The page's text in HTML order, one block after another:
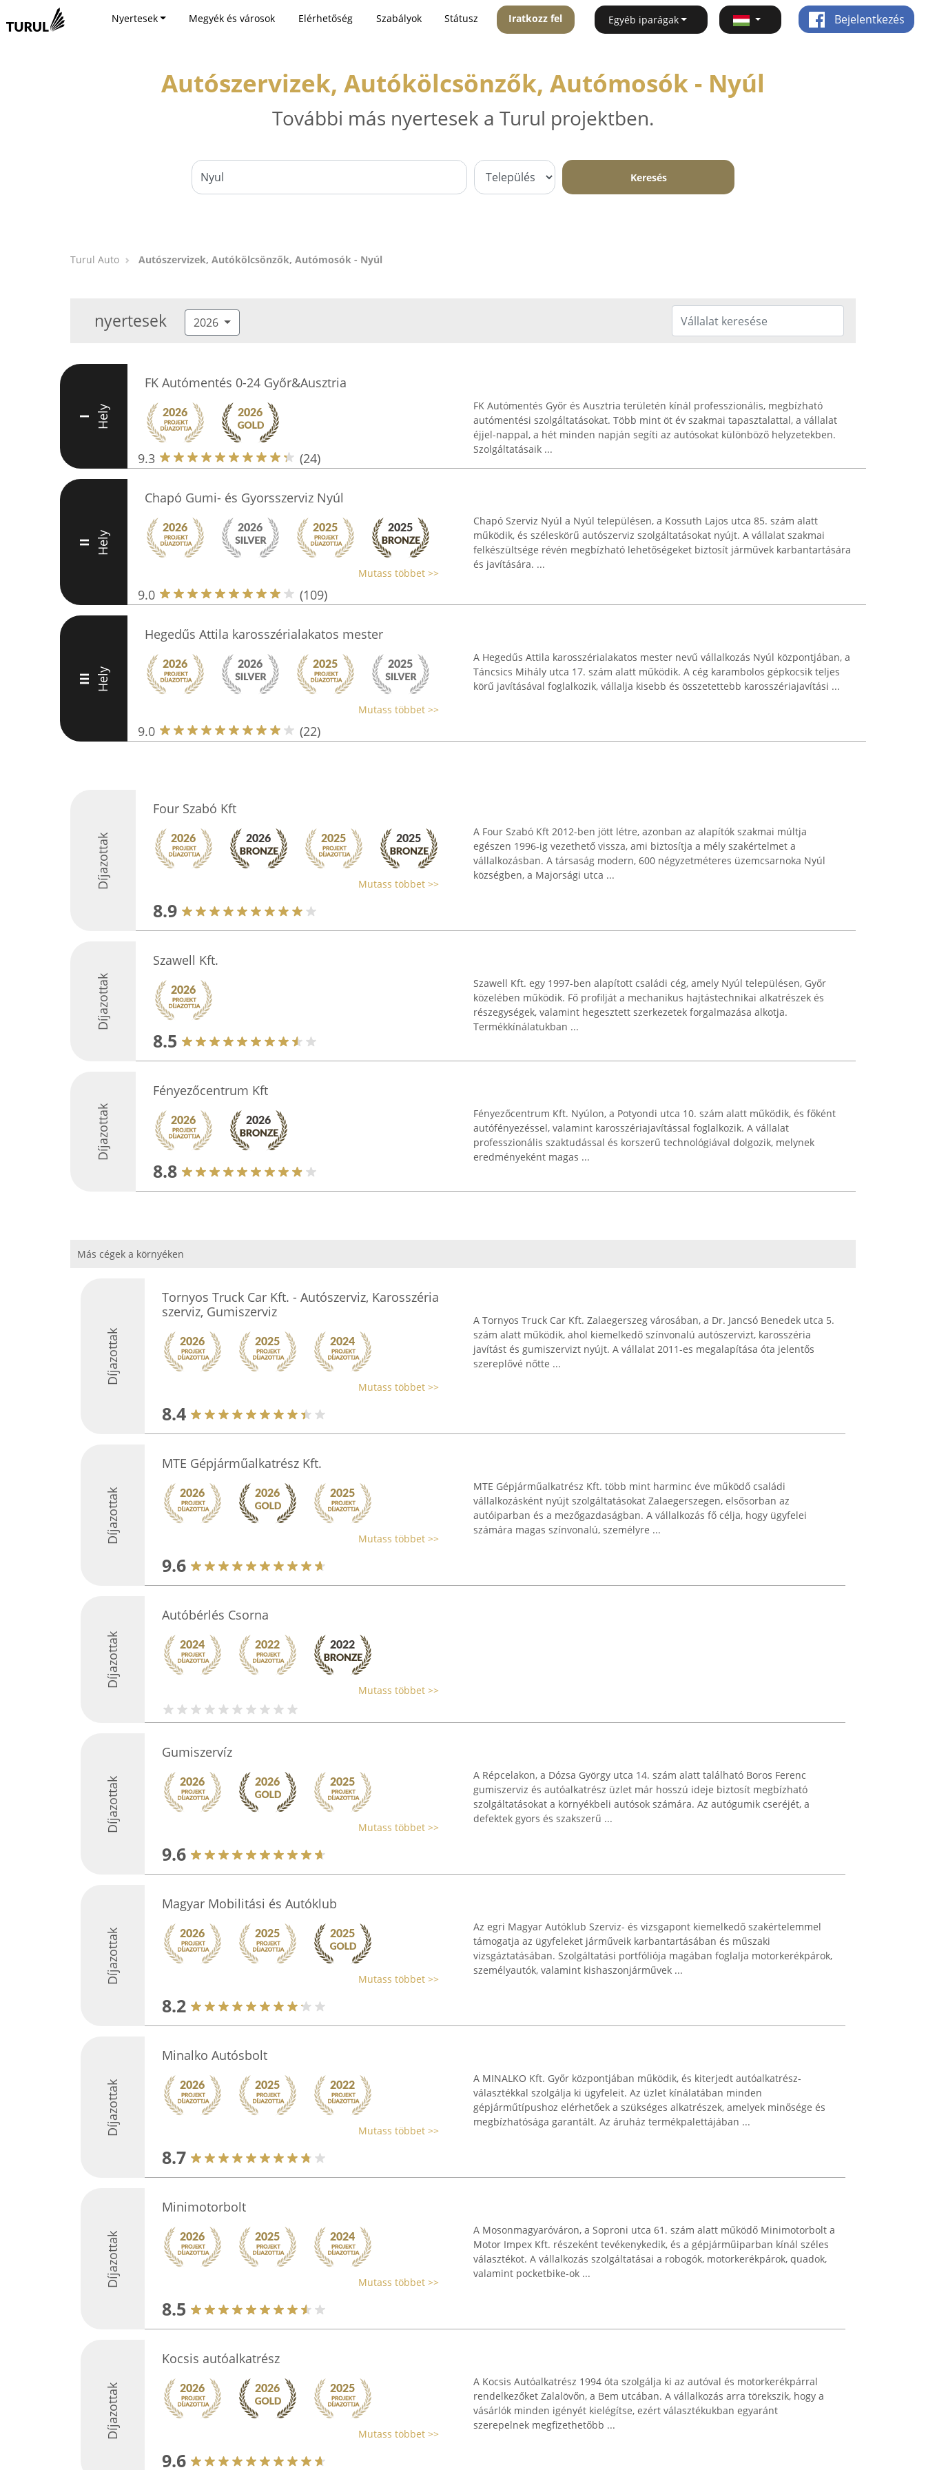
Nyertesek Megyék és városok Elérhetőség Szabályok Státusz Iratkozz fel Egyéb iparágak Bejelentkezés
Autószervizek, Autókölcsönzők, Autómosók - Nyúl
További más nyertesek a Turul projektben.
Keresés
Turul Auto Autószervizek, Autókölcsönzők, Autómosók - Nyúl
nyertesek 2026
I Hely
FK Autómentés 0-24 Győr&Ausztria
9.3 (24)
FK Autómentés Győr és Ausztria területén kínál professzionális, megbízható
autómentési szolgáltatásokat. Több mint öt év szakmai tapasztalattal, a vállalat
éjjel-nappal, a hét minden napján segíti az autósokat különböző helyzetekben.
Szolgáltatásaik ...
II Hely
Chapó Gumi- és Gyorsszerviz Nyúl
Mutass többet >>
9.0 (109)
Chapó Szerviz Nyúl a Nyúl településen, a Kossuth Lajos utca 85. szám alatt
működik, és széleskörű autószerviz szolgáltatásokat nyújt. A vállalat szakmai
felkészültsége révén megbízható lehetőségeket biztosít járművek karbantartására
és javítására. ...
III Hely
Hegedűs Attila karosszérialakatos mester
Mutass többet >>
9.0 (22)
A Hegedűs Attila karosszérialakatos mester nevű vállalkozás Nyúl központjában, a
Táncsics Mihály utca 17. szám alatt működik. A cég karambolos gépkocsik teljes
körű javításával foglalkozik, vállalja kisebb és összetettebb karosszériajavítási ...
Díjazottak
Four Szabó Kft
Mutass többet >>
8.9
A Four Szabó Kft 2012-ben jött létre, azonban az alapítók szakmai múltja
egészen 1996-ig vezethető vissza, ami biztosítja a mély szakértelmet a
vállalkozásban. A társaság modern, 600 négyzetméteres üzemcsarnoka Nyúl
községben, a Majorsági utca ...
Díjazottak
Szawell Kft.
8.5
Szawell Kft. egy 1997-ben alapított családi cég, amely Nyúl településen, Győr
közelében működik. Fő profilját a mechanikus hajtástechnikai alkatrészek és
részegységek, valamint hegesztett szerkezetek forgalmazása alkotja.
Termékkínálatukban ...
Díjazottak
Fényezőcentrum Kft
8.8
Fényezőcentrum Kft. Nyúlon, a Potyondi utca 10. szám alatt működik, és főként
autófényezéssel, valamint karosszériajavítással foglalkozik. A vállalat
professzionális szaktudással és korszerű technológiával dolgozik, melynek
eredményeként magas ...
Más cégek a környéken
Díjazottak
Tornyos Truck Car Kft. - Autószerviz, Karosszéria
szerviz, Gumiszerviz
Mutass többet >>
8.4
A Tornyos Truck Car Kft. Zalaegerszeg városában, a Dr. Jancsó Benedek utca 5.
szám alatt működik, ahol kiemelkedő színvonalú autószervizt, karosszéria
javítást és gumiszervizt nyújt. A vállalat 2011-es megalapítása óta jelentős
szereplővé nőtte ...
Díjazottak
MTE Gépjárműalkatrész Kft.
Mutass többet >>
9.6
MTE Gépjárműalkatrész Kft. több mint harminc éve működő családi
vállalkozásként nyújt szolgáltatásokat Zalaegerszegen, elsősorban az
autóiparban és a mezőgazdaságban. A vállalkozás fő célja, hogy ügyfelei
számára magas színvonalú, személyre ...
Díjazottak
Autóbérlés Csorna
Mutass többet >>
Díjazottak
Gumiszervíz
Mutass többet >>
9.6
A Répcelakon, a Dózsa György utca 14. szám alatt található Boros Ferenc
gumiszerviz és autóalkatrész üzlet már hosszú ideje biztosít megbízható
szolgáltatásokat a környékbeli autósok számára. Az autógumik cseréjét, a
defektek gyors és szakszerű ...
Díjazottak
Magyar Mobilitási és Autóklub
Mutass többet >>
8.2
Az egri Magyar Autóklub Szerviz- és vizsgapont kiemelkedő szakértelemmel
támogatja az ügyfeleket járműveik karbantartásában és műszaki
vizsgáztatásában. Szolgáltatási portfóliója magában foglalja motorkerékpárok,
személyautók, valamint kishaszonjárművek ...
Díjazottak
Minalko Autósbolt
Mutass többet >>
8.7
A MINALKO Kft. Győr központjában működik, és kiterjedt autóalkatrész-
választékkal szolgálja ki ügyfeleit. Az üzlet kínálatában minden
gépjárműtípushoz elérhetőek a szükséges alkatrészek, amelyek minősége és
megbízhatósága garantált. Az áruház termékpalettájában ...
Díjazottak
Minimotorbolt
Mutass többet >>
8.5
A Mosonmagyaróváron, a Soproni utca 61. szám alatt működő Minimotorbolt a
Motor Impex Kft. részeként tevékenykedik, és a gépjárműiparban kínál széles
választékot. A vállalkozás szolgáltatásai a robogók, motorkerékpárok, quadok,
valamint pocketbike-ok ...
Díjazottak
Kocsis autóalkatrész
Mutass többet >>
9.6
A Kocsis Autóalkatrész 1994 óta szolgálja ki az autóval és motorkerékpárral
rendelkezőket Zalalövőn, a Bem utcában. A vállalkozás arra törekszik, hogy a
vásárlók minden igényét kielégítse, ezért választékukban egyaránt
szerepelnek megfizethetőbb ...